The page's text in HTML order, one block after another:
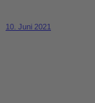
10. Juni 2021